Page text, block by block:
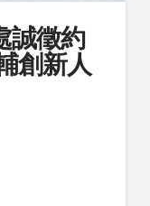
誠徵約
創新人